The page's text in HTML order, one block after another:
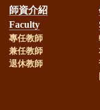
珠老師、王
年度教師研究
師資介紹
Faculty
專任教師
兼任教師
退休教師